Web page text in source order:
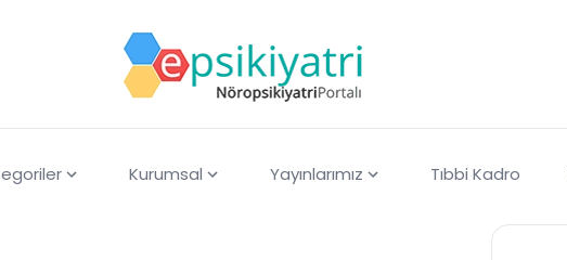
Kurumsal Yayınlarımız Tıbbi Kadro